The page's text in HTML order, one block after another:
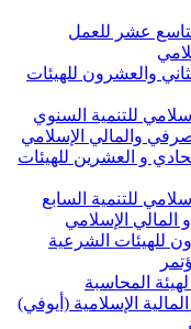
عشر للعمل
والعشرون للهيئات
للتنمية السنوي
والمالي الإسلامي
و العشرين للهيئات
للتنمية السابع
الإسلامي
للهيئات الشرعية
المحاسبة
الإسلامية (أيوفي)